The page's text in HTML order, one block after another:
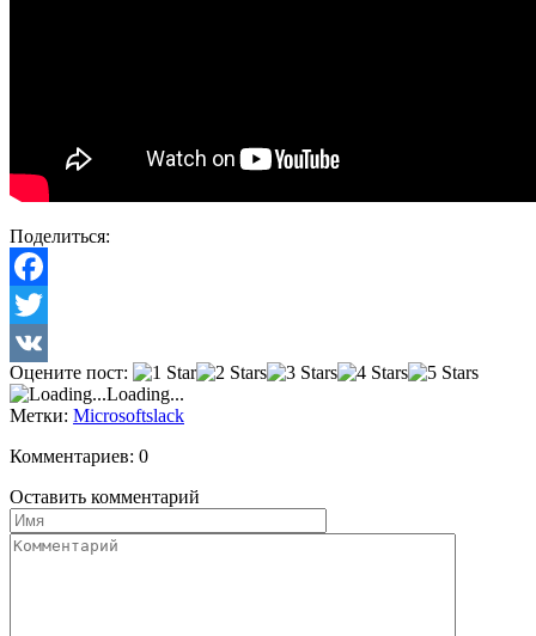
Поделиться:
Facebook
Twitter
VK
Оцените пост:
Loading...
Метки: Microsoftslack
Комментариев: 0
Оставить комментарий